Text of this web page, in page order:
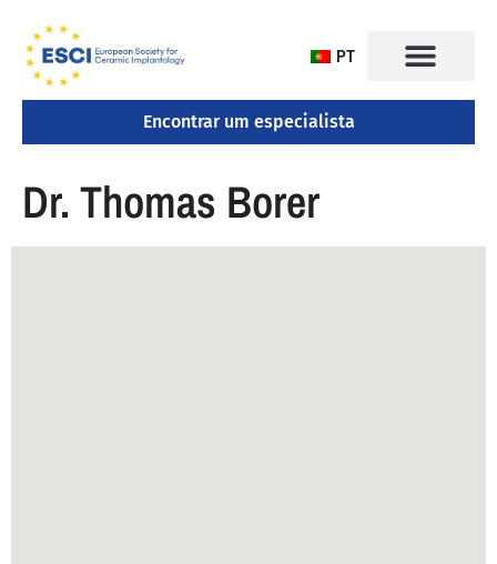
PT
Encontrar um especialista
Dr. Thomas Borer